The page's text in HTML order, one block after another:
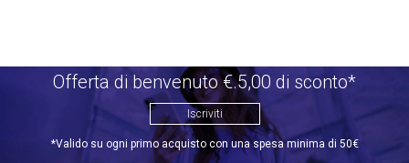
Offerta di benvenuto €.5,00 di sconto*
Iscriviti
*Valido su ogni primo acquisto con una spesa minima di 50€